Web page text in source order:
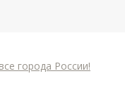
города России!